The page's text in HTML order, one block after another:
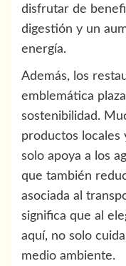
disfrutar de
digestión y un
energía.
Además, los
emblemática
sostenibilidad.
productos locales
solo apoya a los
que también
asociada al
significa que al
aquí, no solo
medio ambiente.